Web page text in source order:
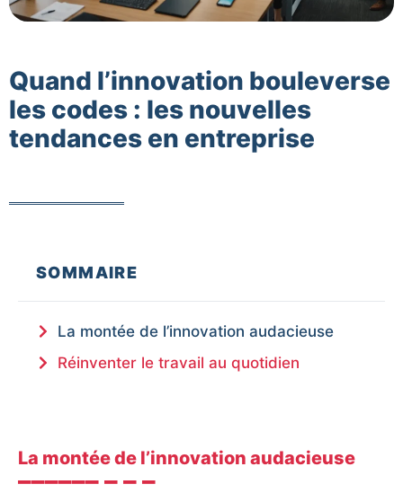
Quand l’innovation bouleverse
les codes : les nouvelles
tendances en entreprise
SOMMAIRE
La montée de l’innovation audacieuse
Réinventer le travail au quotidien
La montée de l’innovation audacieuse